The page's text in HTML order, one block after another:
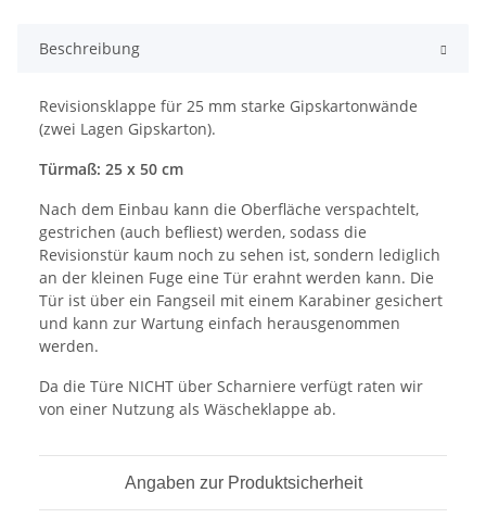
Beschreibung
Revisionsklappe für 25 mm starke Gipskartonwände
(zwei Lagen Gipskarton).
Türmaß: 25 x 50 cm
Nach dem Einbau kann die Oberfläche verspachtelt,
gestrichen (auch befliest) werden, sodass die
Revisionstür kaum noch zu sehen ist, sondern lediglich
an der kleinen Fuge eine Tür erahnt werden kann. Die
Tür ist über ein Fangseil mit einem Karabiner gesichert
und kann zur Wartung einfach herausgenommen
werden.
Da die Türe NICHT über Scharniere verfügt raten wir
von einer Nutzung als Wäscheklappe ab.
Angaben zur Produktsicherheit